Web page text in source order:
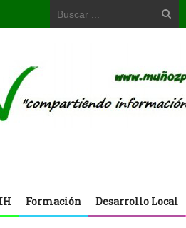
Formación Desarrollo Local